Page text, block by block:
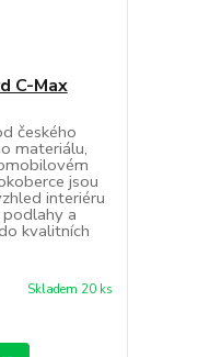
C-Max
českého
materiálu,
jsou
interiéru
a
kvalitních
Skladem 20 ks